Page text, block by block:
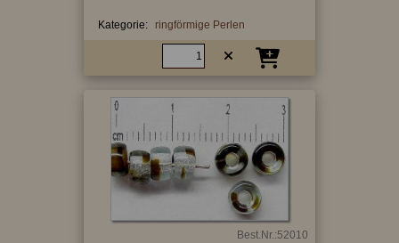
Kategorie: ringförmige Perlen
Best.Nr.:52010